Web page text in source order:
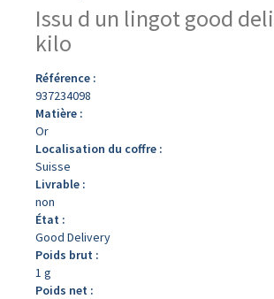
Issu d un lingot good
kilo
Référence :
937234098
Matière :
Or
Localisation du coffre :
Suisse
Livrable :
non
État :
Good Delivery
Poids brut :
1 g
Poids net :